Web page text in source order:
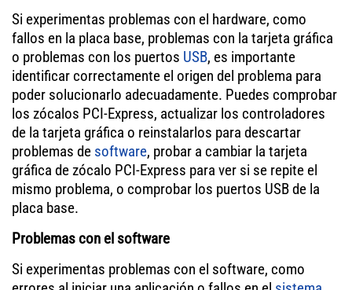
Si experimentas problemas con el hardware, como
fallos en la placa base, problemas con la tarjeta gráfica
o problemas con los puertos USB, es importante
identificar correctamente el origen del problema para
poder solucionarlo adecuadamente. Puedes comprobar
los zócalos PCI-Express, actualizar los controladores
de la tarjeta gráfica o reinstalarlos para descartar
problemas de software, probar a cambiar la tarjeta
gráfica de zócalo PCI-Express para ver si se repite el
mismo problema, o comprobar los puertos USB de la
placa base.
Problemas con el software
Si experimentas problemas con el software, como